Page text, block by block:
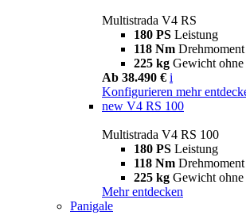
Multistrada V4 RS
180 PS Leistung
118 Nm Drehmoment
225 kg Gewicht
Ab 38.490 € i
Konfigurieren mehr
new V4 RS 100
Multistrada V4 RS 100
180 PS Leistung
118 Nm Drehmoment
225 kg Gewicht
Mehr entdecken
Panigale